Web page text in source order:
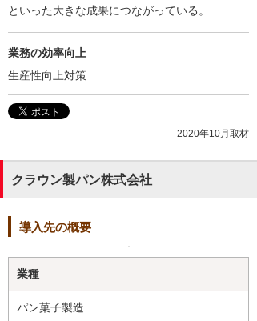
といった大きな成果につながっている。
業務の効率向上
生産性向上対策
2020年10月取材
クラウン製パン株式会社
導入先の概要
業種
パン菓子製造